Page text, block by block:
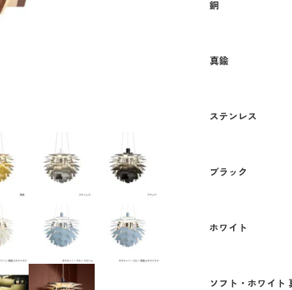
銅
真鍮
ステンレス
ブラック
ホワイト
ソフト・ホワイト